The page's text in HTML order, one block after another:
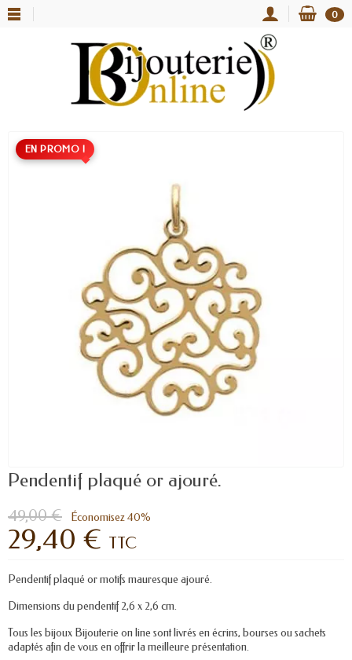
0
EN PROMO !
Pendentif plaqué or ajouré.
49,00 € Économisez 40%
29,40 € TTC
Pendentif plaqué or motifs mauresque ajouré.
Dimensions du pendentif 2,6 x 2,6 cm.
Tous les bijoux Bijouterie on line sont livrés en écrins, bourses ou sachets
adaptés afin de vous en offrir la meilleure présentation.